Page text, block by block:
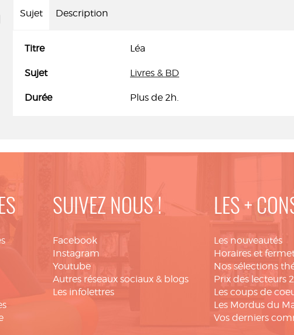
Sujet Description
Titre Léa
Sujet Livres & BD
Durée Plus de 2h.
SUIVEZ NOUS !
Facebook
Instagram
Youtube
Autres réseaux sociaux & blogs
Les infolettres
LES +
Les nouveautés
Horaires et
Nos sélections
Prix des lecteurs
Les coups de
Les Mordus du
Vos derniers